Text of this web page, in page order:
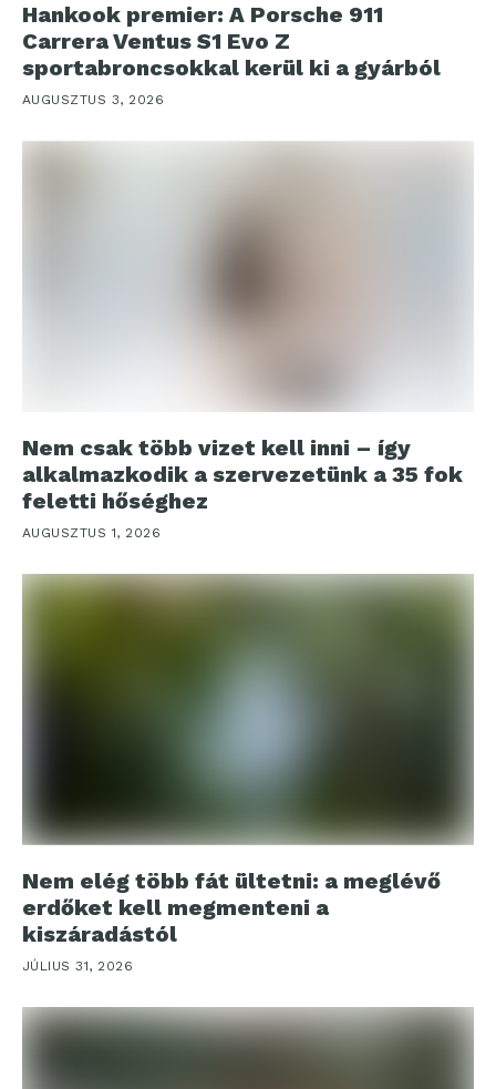
Hankook premier: A Porsche 911
Carrera Ventus S1 Evo Z
sportabroncsokkal kerül ki a gyárból
AUGUSZTUS 3, 2026
Nem csak több vizet kell inni – így
alkalmazkodik a szervezetünk a 35 fok
feletti hőséghez
AUGUSZTUS 1, 2026
Nem elég több fát ültetni: a meglévő
erdőket kell megmenteni a
kiszáradástól
JÚLIUS 31, 2026